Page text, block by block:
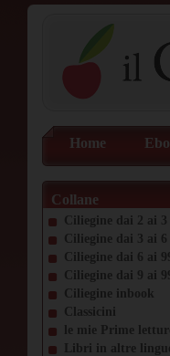
Home
Collane
Ciliegine dai 2 ai 3
Ciliegine dai 3 ai 6
Ciliegine dai 6 ai
Ciliegine dai 9 ai
Ciliegine inbook
Classicini
le mie Prime
Libri in altre